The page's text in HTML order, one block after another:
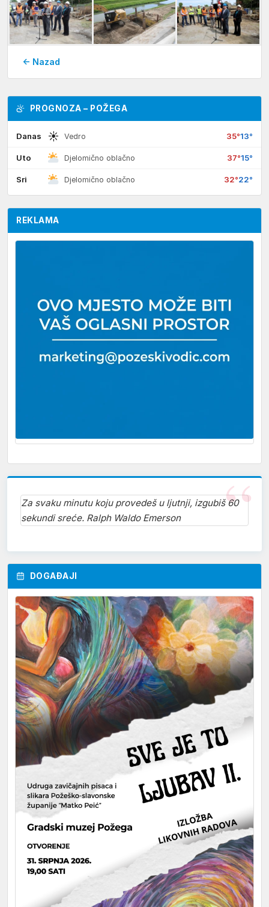
← Nazad
PROGNOZA – POŽEGA
Danas ☀ Vedro 35°13°
Uto Djelomično oblačno 37°15°
Sri Djelomično oblačno 32°22°
REKLAMA
Za svaku minutu koju provedeš u ljutnji, izgubiš 60
sekundi sreće. Ralph Waldo Emerson
DOGAĐAJI